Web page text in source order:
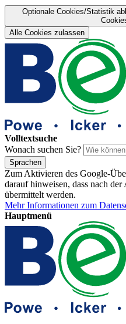
Optionale Cookies/Statistik
Alle Cookies zulassen
Volltextsuche
Wonach suchen Sie?
Sprachen
Zum Aktivieren des Google-
darauf hinweisen, dass nach
übermittelt werden.
Mehr Informationen zum
Hauptmenü